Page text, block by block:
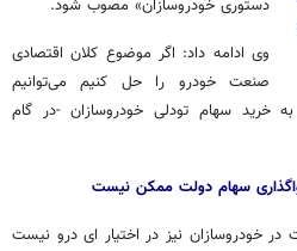
دستوری خودروسازان» مصوب شود.
وی ادامه داد: اگر موضوع کلان اقتصادی
صنعت خودرو را حل کنیم می‌توانیم
به خرید سهام تودلی خودروسازان -در گام
سهام دولت ممکن نیست
خودروسازان نیز در اختیار ایدرو نیست